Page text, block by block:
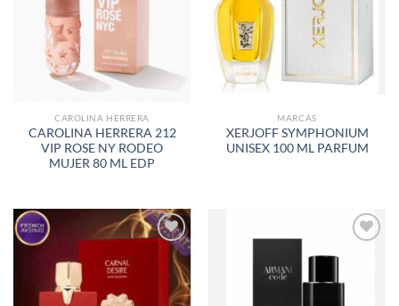
CAROLINA HERRERA
CAROLINA HERRERA 212
VIP ROSE NY RODEO
MUJER 80 ML EDP
MARCAS
XERJOFF SYMPHONIUM
UNISEX 100 ML PARFUM
AÑADIR
LISTA